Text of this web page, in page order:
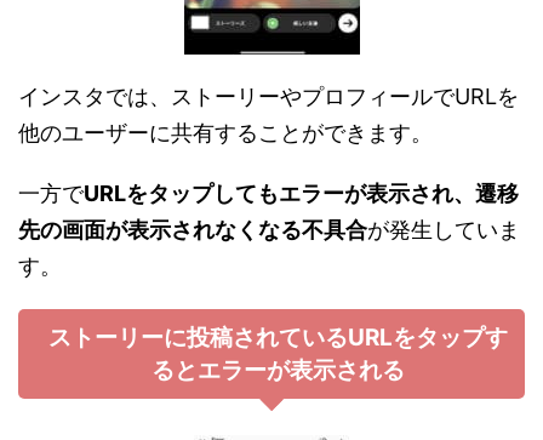
インスタでは、ストーリーやプロフィールでURLを
他のユーザーに共有することができます。
一方でURLをタップしてもエラーが表示され、遷移
先の画面が表示されなくなる不具合が発生していま
す。
ストーリーに投稿されているURLをタップす
るとエラーが表示される